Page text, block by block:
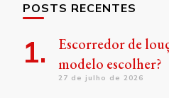
POSTS RECENTES
Escorredor de
modelo escolher?
27 de julho de 2026